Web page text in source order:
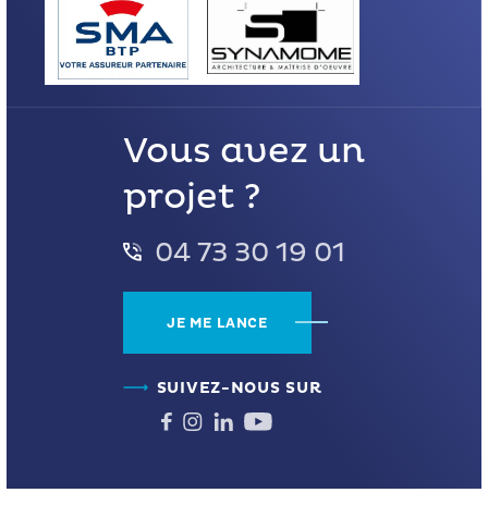
Vous avez un
projet ?
04 73 30 19 01
JE ME LANCE
SUIVEZ-NOUS SUR